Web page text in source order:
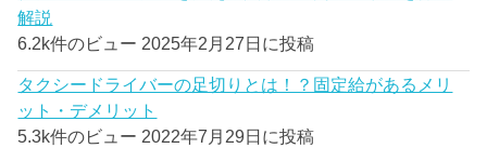
解説
6.2k件のビュー 2025年2月27日に投稿
タクシードライバーの足切りとは！？固定給があるメリ
ット・デメリット
5.3k件のビュー 2022年7月29日に投稿